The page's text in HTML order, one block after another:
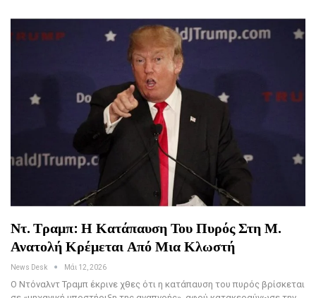
Ντ. Τραμπ: Η Κατάπαυση Του Πυρός Στη Μ.
Ανατολή Κρέμεται Από Μια Κλωστή
News Desk Μάι 12, 2026
Ο Ντόναλντ Τραμπ έκρινε χθες ότι η κατάπαυση του πυρός βρίσκεται